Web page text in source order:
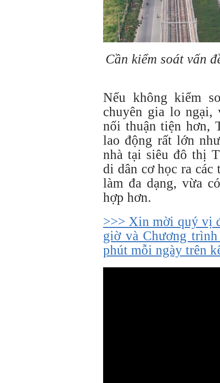
Cần kiểm soát vấn
Nếu không kiểm
chuyên gia lo ngại,
nối thuận tiện hơn,
lao động rất lớn
nhà tại siêu đô thị
di dân cơ học ra
làm đa dạng, vừa
hợp hơn.
>>> Xin mời quý vị
giờ và Chương
phút mỗi ngày trên